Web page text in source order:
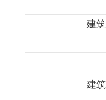
建
建